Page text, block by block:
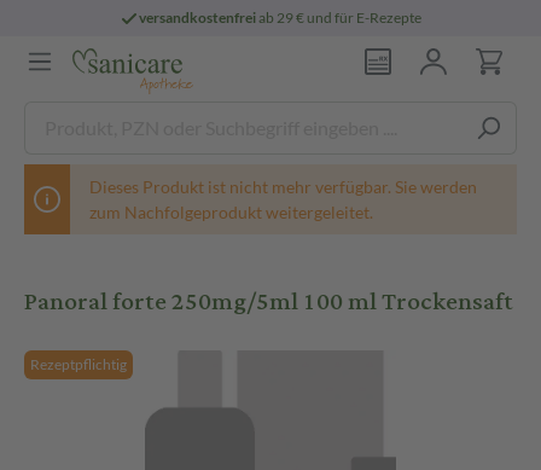
versandkostenfreiab 29 € und für E-Rezepte
Dieses Produkt ist nicht mehr verfügbar. Sie werden
zum Nachfolgeprodukt weitergeleitet.
Panoral forte 250mg/5ml 100 ml Trockensaft
Rezeptpflichtig